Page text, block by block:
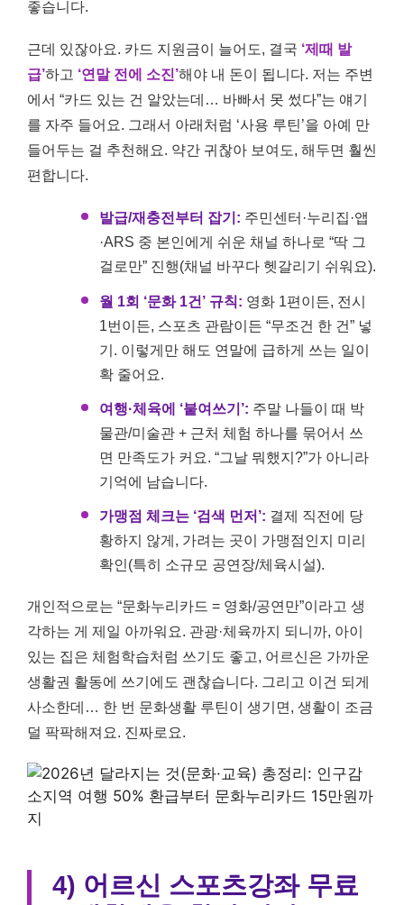
좋습니다.
근데 있잖아요. 카드 지원금이 늘어도, 결국 ‘제때 발
급’하고 ‘연말 전에 소진’해야 내 돈이 됩니다. 저는 주변
에서 “카드 있는 건 알았는데… 바빠서 못 썼다”는 얘기
를 자주 들어요. 그래서 아래처럼 ‘사용 루틴’을 아예 만
들어두는 걸 추천해요. 약간 귀찮아 보여도, 해두면 훨씬
편합니다.
발급/재충전부터 잡기: 주민센터·누리집·앱
·ARS 중 본인에게 쉬운 채널 하나로 “딱 그
걸로만” 진행(채널 바꾸다 헷갈리기 쉬워요).
월 1회 ‘문화 1건’ 규칙: 영화 1편이든, 전시
1번이든, 스포츠 관람이든 “무조건 한 건” 넣
기. 이렇게만 해도 연말에 급하게 쓰는 일이
확 줄어요.
여행·체육에 ‘붙여쓰기’: 주말 나들이 때 박
물관/미술관 + 근처 체험 하나를 묶어서 쓰
면 만족도가 커요. “그날 뭐했지?”가 아니라
기억에 남습니다.
가맹점 체크는 ‘검색 먼저’: 결제 직전에 당
황하지 않게, 가려는 곳이 가맹점인지 미리
확인(특히 소규모 공연장/체육시설).
개인적으로는 “문화누리카드 = 영화/공연만”이라고 생
각하는 게 제일 아까워요. 관광·체육까지 되니까, 아이
있는 집은 체험학습처럼 쓰기도 좋고, 어르신은 가까운
생활권 활동에 쓰기에도 괜찮습니다. 그리고 이건 되게
사소한데… 한 번 문화생활 루틴이 생기면, 생활이 조금
덜 팍팍해져요. 진짜로요.
4) 어르신 스포츠강좌 무료